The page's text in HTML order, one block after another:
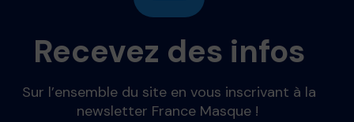
Recevez des infos
Sur l’ensemble du site en vous inscrivant à la
newsletter France Masque !